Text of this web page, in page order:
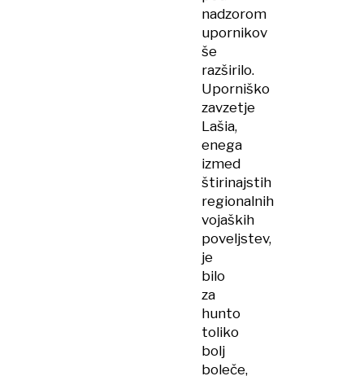
nadzorom
upornikov
še
razširilo.
Uporniško
zavzetje
Lašia,
enega
izmed
štirinajstih
regionalnih
vojaških
poveljstev,
je
bilo
za
hunto
toliko
bolj
boleče,